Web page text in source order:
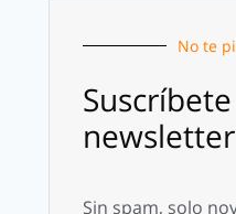
No te
Sin spam, solo